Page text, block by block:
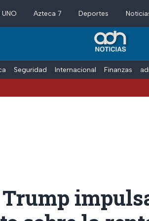
Azteca 7 Deportes
Seguridad Internacional Finanzas